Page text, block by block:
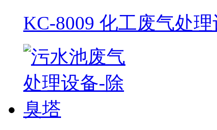
KC-8009 化工废气处